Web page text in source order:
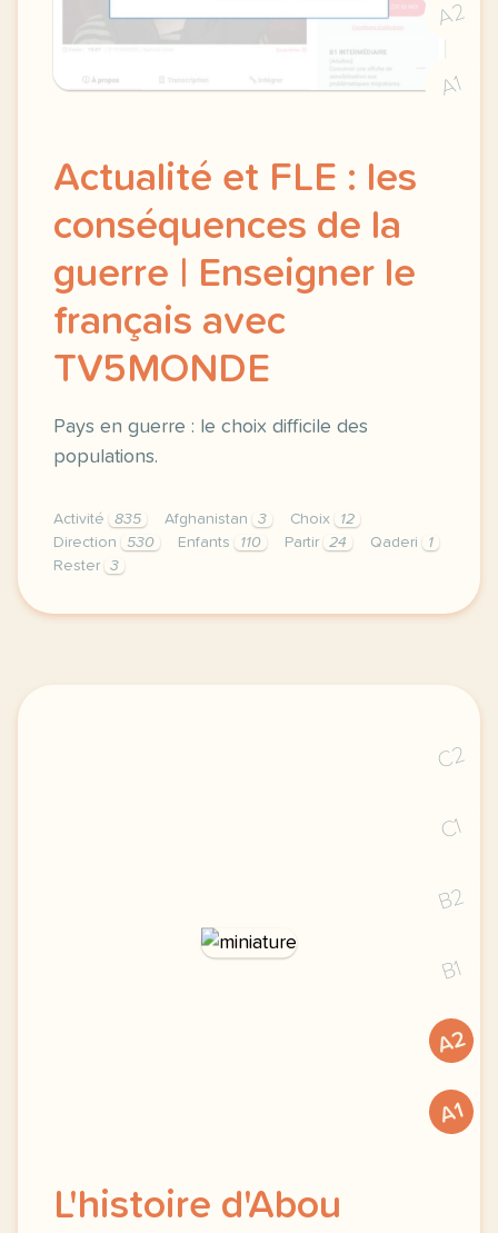
A2
A1
Actualité et FLE : les
conséquences de la
guerre | Enseigner le
français avec
TV5MONDE
Pays en guerre : le choix difficile des
populations.
Activité 835 Afghanistan 3 Choix
12
Direction
530 Enfants 110 Partir 24 Qaderi
1
Rester
3
didomi host didomi components button cursor
C2
C1
B2
B1
A2
A1
L'histoire d'Abou